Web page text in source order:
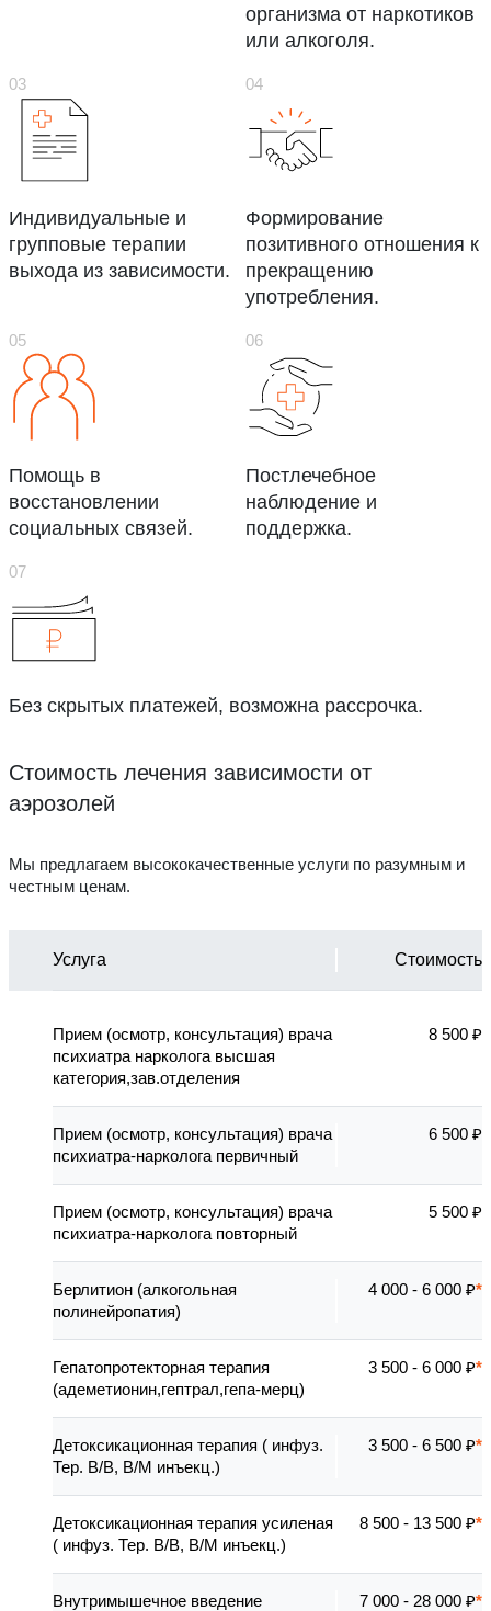
организма от наркотиков
или алкоголя.
Индивидуальные и
групповые терапии
выхода из зависимости.
Формирование
позитивного отношения к
прекращению
употребления.
Помощь в
восстановлении
социальных связей.
Постлечебное
наблюдение и
поддержка.
Без скрытых платежей, возможна рассрочка.
Стоимость лечения зависимости от
аэрозолей
Мы предлагаем высококачественные услуги по разумным и
честным ценам.
Услуга Стоимость
Прием (осмотр, консультация) врача
психиатра нарколога высшая
категория,зав.отделения
8 500 ₽
Прием (осмотр, консультация) врача
психиатра-нарколога первичный
6 500 ₽
Прием (осмотр, консультация) врача
психиатра-нарколога повторный
5 500 ₽
Берлитион (алкогольная
полинейропатия)
4 000 - 6 000 ₽
Гепатопротекторная терапия
(адеметионин,гептрал,гепа-мерц)
3 500 - 6 000 ₽
Детоксикационная терапия ( инфуз.
Тер. В/В, В/М инъекц.)
3 500 - 6 500 ₽
Детоксикационная терапия усиленая
( инфуз. Тер. В/В, В/М инъекц.)
8 500 - 13 500 ₽
Внутримышечное введение
7 000 - 28 000 ₽